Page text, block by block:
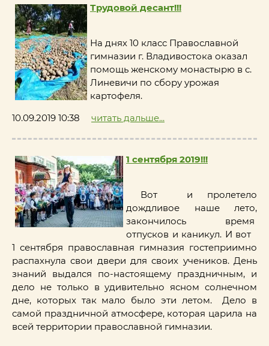
Трудовой десант!!!
На днях 10 класс Православной
гимназии г. Владивостока оказал
помощь женскому монастырю в с.
Линевичи по сбору урожая
картофеля.
10.09.2019 10:38
читать дальше...
1 сентября 2019!!!
Вот и пролетело
дождливое наше лето,
закончилось время
отпусков и каникул. И вот
1 сентября православная гимназия гостеприимно
распахнула свои двери для своих учеников. День
знаний выдался по-настоящему праздничным, и
дело не только в удивительно ясном солнечном
дне, которых так мало было эти летом. Дело в
самой праздничной атмосфере, которая царила на
всей территории православной гимназии.